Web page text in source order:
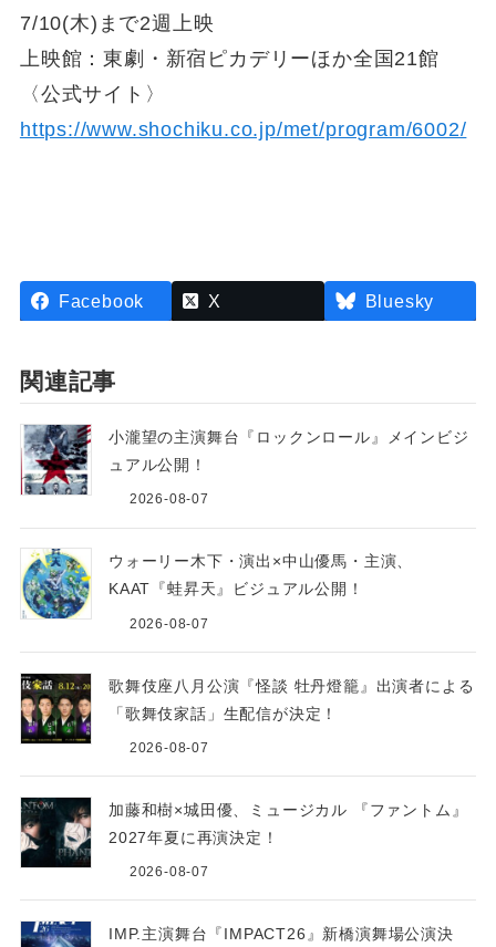
7/10(木)まで2週上映
上映館：東劇・新宿ピカデリーほか全国21館
〈公式サイト〉
https://www.shochiku.co.jp/met/program/6002/
Facebook X Bluesky
関連記事
小瀧望の主演舞台『ロックンロール』メインビジ
ュアル公開！
2026-08-07
ウォーリー木下・演出×中山優馬・主演、
KAAT『蛙昇天』ビジュアル公開！
2026-08-07
歌舞伎座八月公演『怪談 牡丹燈籠』出演者による
「歌舞伎家話」生配信が決定！
2026-08-07
加藤和樹×城田優、ミュージカル 『ファントム』
2027年夏に再演決定！
2026-08-07
IMP.主演舞台『IMPACT26』新橋演舞場公演決